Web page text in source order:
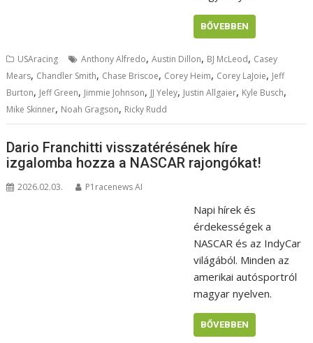
BŐVEBBEN
USAracing Anthony Alfredo,Austin Dillon, BJ McLeod, Casey
Mears, Chandler Smith, Chase Briscoe, Corey Heim, Corey LaJoie, Jeff
Burton, Jeff Green, Jimmie Johnson, JJ Yeley, Justin Allgaier, Kyle Busch,
Mike Skinner, Noah Gragson, Ricky Rudd
Dario Franchitti visszatérésének híre
izgalomba hozza a NASCAR rajongókat!
2026.02.03. P1racenews AI
Napi hírek és
érdekességek a
NASCAR és az IndyCar
világából. Minden az
amerikai autósportról
magyar nyelven.
BŐVEBBEN